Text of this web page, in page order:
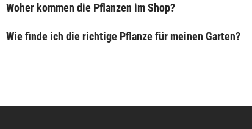
Woher kommen die Pflanzen im Shop?
Wie finde ich die richtige Pflanze für meinen Garten?